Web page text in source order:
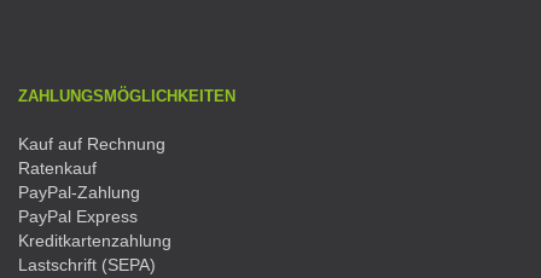
ZAHLUNGSMÖGLICHKEITEN
Kauf auf Rechnung
Ratenkauf
PayPal-Zahlung
PayPal Express
Kreditkartenzahlung
Lastschrift (SEPA)